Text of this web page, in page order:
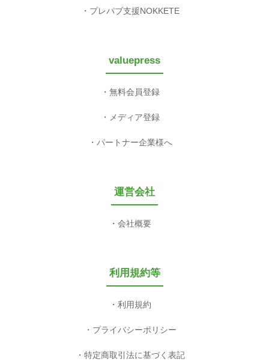
プレパブ支援NOKKETE
valuepress
無料会員登録
メディア登録
パートナー企業様へ
運営会社
会社概要
利用規約等
利用規約
プライバシーポリシー
特定商取引法に基づく表記